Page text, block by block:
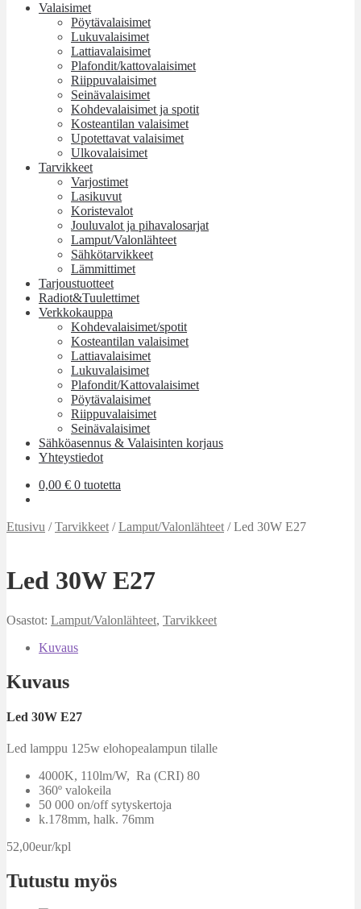
Valaisimet
Pöytävalaisimet
Lukuvalaisimet
Lattiavalaisimet
Plafondit/kattovalaisimet
Riippuvalaisimet
Seinävalaisimet
Kohdevalaisimet ja spotit
Kosteantilan valaisimet
Upotettavat valaisimet
Ulkovalaisimet
Tarvikkeet
Varjostimet
Lasikuvut
Koristevalot
Jouluvalot ja pihavalosarjat
Lamput/Valonlähteet
Sähkötarvikkeet
Lämmittimet
Tarjoustuotteet
Radiot&Tuulettimet
Verkkokauppa
Kohdevalaisimet/spotit
Kosteantilan valaisimet
Lattiavalaisimet
Lukuvalaisimet
Plafondit/Kattovalaisimet
Pöytävalaisimet
Riippuvalaisimet
Seinävalaisimet
Sähköasennus & Valaisinten korjaus
Yhteystiedot
0,00 € 0 tuotetta
Etusivu /Tarvikkeet /Lamput/Valonlähteet /Led 30W E27
Led 30W E27
Osastot: Lamput/Valonlähteet, Tarvikkeet
Kuvaus
Kuvaus
Led 30W E27
Led lamppu 125w elohopealampun tilalle
4000K, 110lm/W, Ra (CRI) 80
360º valokeila
50 000 on/off sytyskertoja
k.178mm, halk. 76mm
52,00eur/kpl
Tutustu myös